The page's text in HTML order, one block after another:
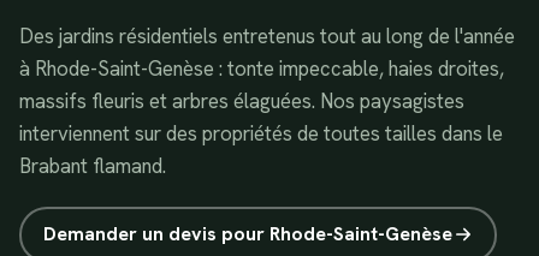
Des jardins résidentiels entretenus tout au long de l'année
à Rhode-Saint-Genèse : tonte impeccable, haies droites,
massifs fleuris et arbres élaguées. Nos paysagistes
interviennent sur des propriétés de toutes tailles dans le
Brabant flamand.
Demander un devis pour Rhode-Saint-Genèse